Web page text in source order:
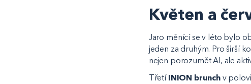
Květen a
Jaro měnící se v léto bylo
jeden za druhým. Pro širší
nejen porozumět AI, ale
Třetí INION brunchv